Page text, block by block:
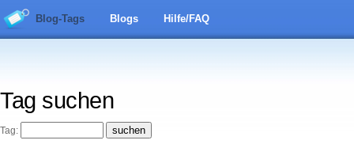
Blog-Tags Blogs Hilfe/FAQ
Tag suchen
Tag: